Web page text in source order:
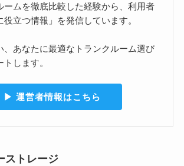
ームを徹底比較した経験から、利用者
役立つ情報」を発信しています。
、あなたに最適なトランクルーム選び
します。
▶︎ 運営者情報はこちら
ストレージ